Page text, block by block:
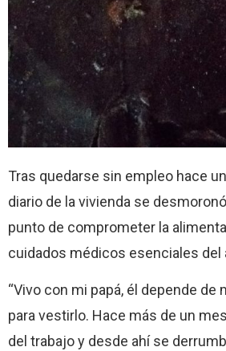
Tras quedarse sin empleo hace
diario de la vivienda se
punto de comprometer la
cuidados médicos esenciales del
“Vivo con mi papá, él depende de
para vestirlo. Hace más de un
del trabajo y desde ahí se